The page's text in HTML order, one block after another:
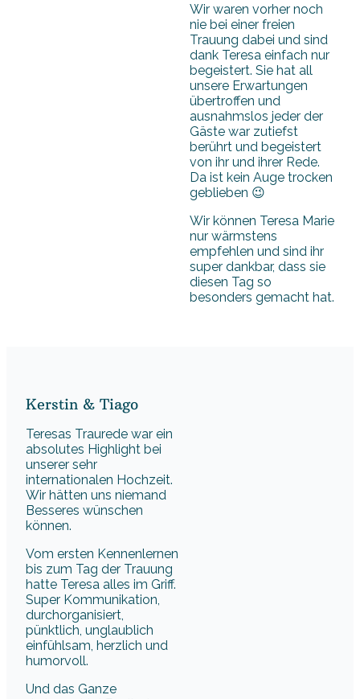
Wir waren vorher noch
nie bei einer freien
Trauung dabei und sind
dank Teresa einfach nur
begeistert. Sie hat all
unsere Erwartungen
übertroffen und
ausnahmslos jeder der
Gäste war zutiefst
berührt und begeistert
von ihr und ihrer Rede.
Da ist kein Auge trocken
geblieben 😉
Wir können Teresa Marie
nur wärmstens
empfehlen und sind ihr
super dankbar, dass sie
diesen Tag so
besonders gemacht hat.
Kerstin & Tiago
Teresas Traurede war ein
absolutes Highlight bei
unserer sehr
internationalen Hochzeit.
Wir hätten uns niemand
Besseres wünschen
können.
Vom ersten Kennenlernen
bis zum Tag der Trauung
hatte Teresa alles im Griff.
Super Kommunikation,
durchorganisiert,
pünktlich, unglaublich
einfühlsam, herzlich und
humorvoll.
Und das Ganze